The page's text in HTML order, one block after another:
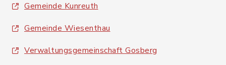
Gemeinde Kunreuth
Gemeinde Wiesenthau
Verwaltungsgemeinschaft Gosberg